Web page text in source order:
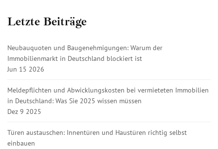
Letzte Beiträge
Neubauquoten und Baugenehmigungen: Warum der
Immobilienmarkt in Deutschland blockiert ist
Jun 15 2026
Meldepflichten und Abwicklungskosten bei vermieteten Immobilien
in Deutschland: Was Sie 2025 wissen müssen
Dez 9 2025
Türen austauschen: Innentüren und Haustüren richtig selbst
einbauen